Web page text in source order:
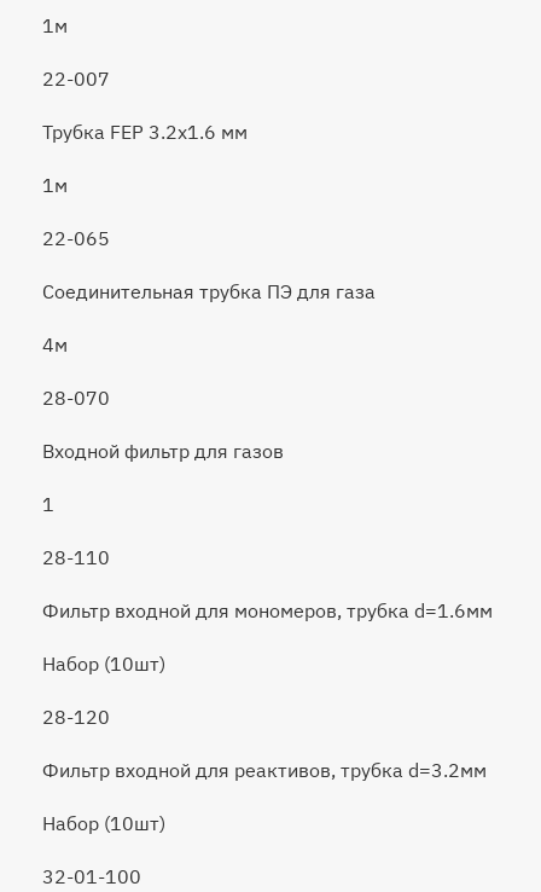
1м
22-007
Трубка FEP 3.2x1.6 мм
1м
22-065
Соединительная трубка ПЭ для газа
4м
28-070
Входной фильтр для газов
1
28-110
Фильтр входной для мономеров, трубка d=1.6мм
Набор (10шт)
28-120
Фильтр входной для реактивов, трубка d=3.2мм
Набор (10шт)
32-01-100